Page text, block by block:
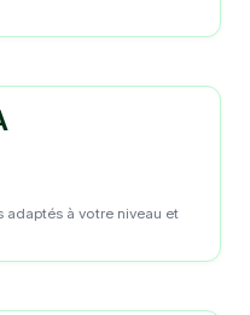
adaptés à votre niveau et